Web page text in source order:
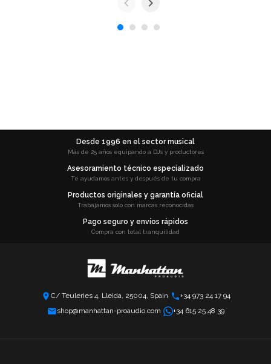
Desde 1996 en el sector musical
Más de 25 años equipando a DJs y productores
Asesoramiento técnico especializado
Te ayudamos antes y después de tu compra
Productos originales y garantía oficial
Trabajamos solo con marcas reconocidas
Pago seguro y envíos rápidos
Compra con total tranquilidad
C/ Teuleries 4, Lleida, 25004, Spain
+34 973 24 17 94
shop@manhattan-proaudio.com
+34 615 25 48 39